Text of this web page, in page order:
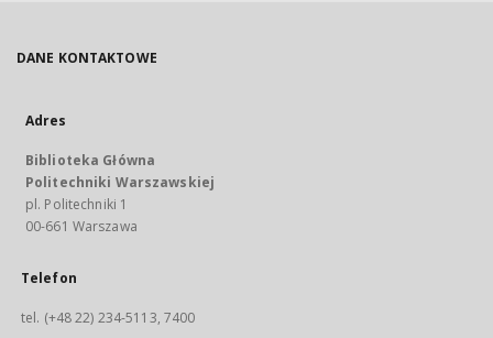
DANE KONTAKTOWE
Adres
Biblioteka Główna
Politechniki Warszawskiej
pl. Politechniki 1
00-661 Warszawa
Telefon
tel. (+48 22) 234-5113, 7400